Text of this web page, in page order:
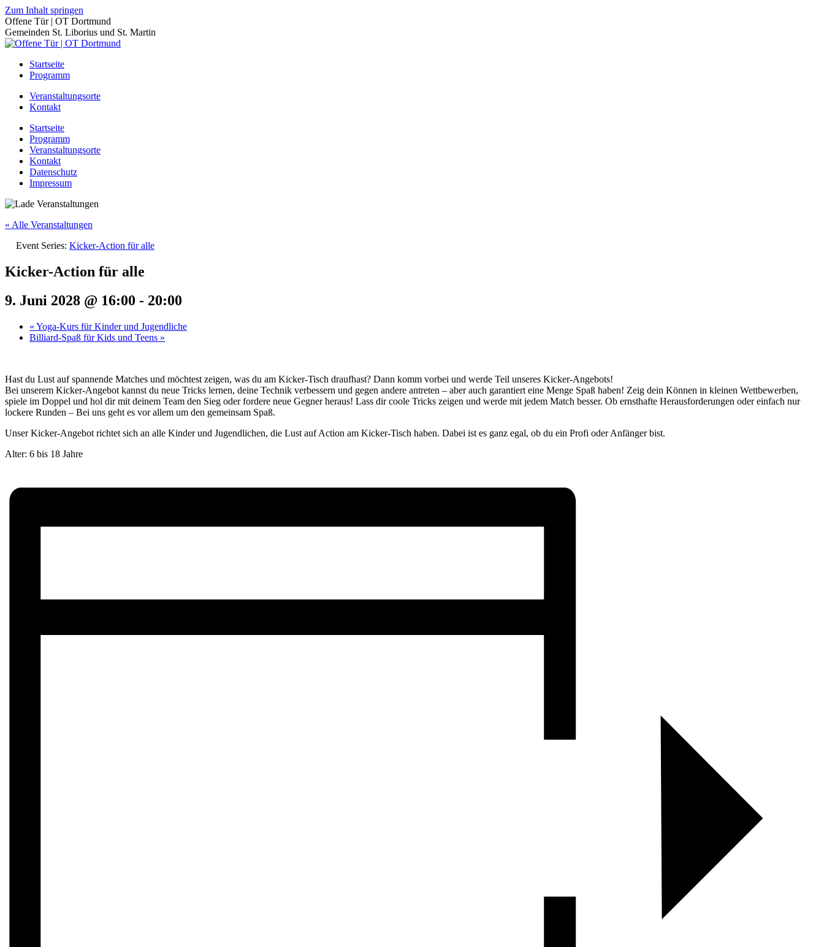
Zum Inhalt springen
Offene Tür | OT Dortmund
Gemeinden St. Liborius und St. Martin
Startseite
Programm
Veranstaltungsorte
Kontakt
Startseite
Programm
Veranstaltungsorte
Kontakt
Datenschutz
Impressum
« Alle Veranstaltungen
Event Series: Kicker-Action für alle
Kicker-Action für alle
9. Juni 2028 @ 16:00 - 20:00
« Yoga-Kurs für Kinder und Jugendliche
Billiard-Spaß für Kids und Teens »
Hast du Lust auf spannende Matches und möchtest zeigen, was du am Kicker-Tisch draufhast? Dann komm vorbei und werde Teil unseres Kicker-Angebots!
Bei unserem Kicker-Angebot kannst du neue Tricks lernen, deine Technik verbessern und gegen andere antreten – aber auch garantiert eine Menge Spaß haben! Zeig dein Können in kleinen Wettbewerben,
spiele im Doppel und hol dir mit deinem Team den Sieg oder fordere neue Gegner heraus! Lass dir coole Tricks zeigen und werde mit jedem Match besser. Ob ernsthafte Herausforderungen oder einfach nur
lockere Runden – Bei uns geht es vor allem um den gemeinsam Spaß.
Unser Kicker-Angebot richtet sich an alle Kinder und Jugendlichen, die Lust auf Action am Kicker-Tisch haben. Dabei ist es ganz egal, ob du ein Profi oder Anfänger bist.
Alter: 6 bis 18 Jahre